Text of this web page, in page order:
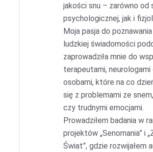
jakości snu – zarówno od
psychologicznej, jak i
Moja pasja do
ludzkiej świadomości
zaprowadziła mnie do
terapeutami, neurologami
osobami, które na co
się z problemami ze
czy trudnymi emocjami.
Prowadziłem badania w
projektów „Senomania” i
Świat”, gdzie rozwijałem